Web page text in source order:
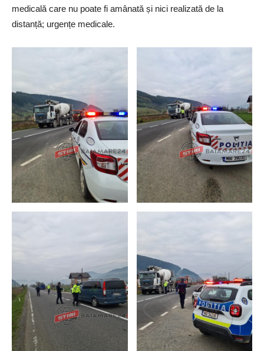
medicală care nu poate fi amânată și nici realizată de la
distanță; urgențe medicale.